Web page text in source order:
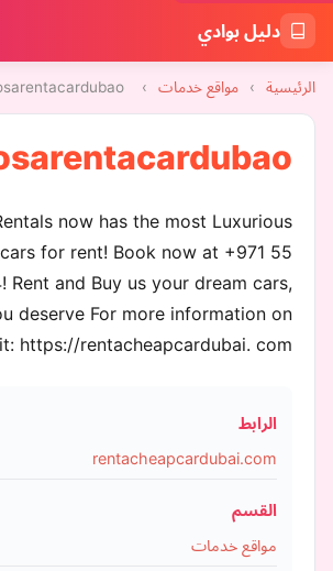
دليل بوادي
الرئيسية › مواقع خدمات ›
now has the most Luxurious
for rent! Book now at +971 55
Rent and Buy us your dream cars,
deserve For more information on
https://rentacheapcardubai. com
الرابط
rentacheapcardubai.com
القسم
مواقع خدمات